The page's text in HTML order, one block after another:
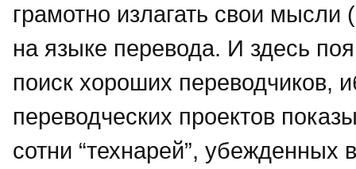
грамотно излагать свои мысли
на языке перевода. И здесь
поиск хороших переводчиков,
переводческих проектов
сотни “технарей”, убежденных